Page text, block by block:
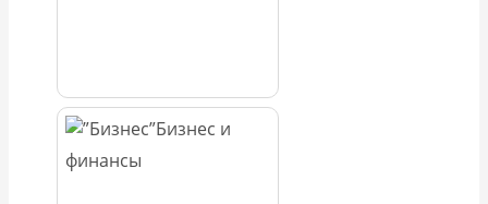
Бизнес и
финансы